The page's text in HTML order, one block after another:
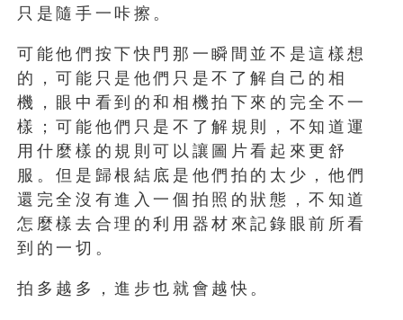
只是隨手一咔擦。
可能他們按下快門那一瞬間並不是這樣想
的，可能只是他們只是不了解自己的相
機，眼中看到的和相機拍下來的完全不一
樣；可能他們只是不了解規則，不知道運
用什麼樣的規則可以讓圖片看起來更舒
服。但是歸根結底是他們拍的太少，他們
還完全沒有進入一個拍照的狀態，不知道
怎麼樣去合理的利用器材來記錄眼前所看
到的一切。
拍多越多，進步也就會越快。